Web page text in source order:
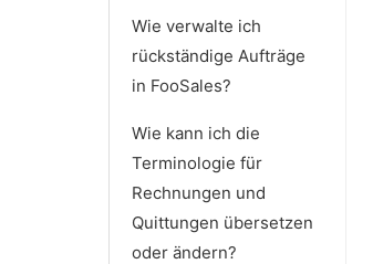
Wie verwalte ich
rückständige Aufträge
in FooSales?
Wie kann ich die
Terminologie für
Rechnungen und
Quittungen übersetzen
oder ändern?